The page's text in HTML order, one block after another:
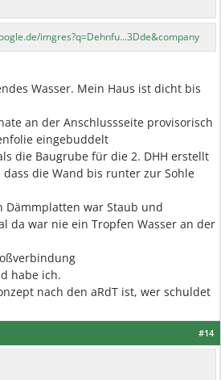
imgres?q=Dehnfu...3Dde&company
Wasser. Mein Haus ist dicht bis
an der Anschlussseite provisorisch
eingebuddelt
die Baugrube für die 2. DHH erstellt
die Wand bis runter zur Sohle
Dämmplatten war Staub und
da war nie ein Tropfen Wasser an der
habe ich.
nach den aRdT ist, wer schuldet
#14